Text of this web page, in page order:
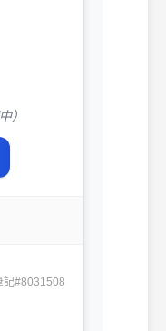
）
記#8031508